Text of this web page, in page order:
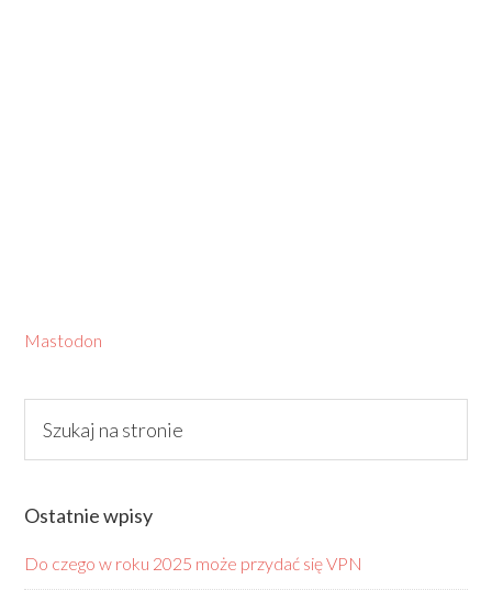
Mastodon
Ostatnie wpisy
Do czego w roku 2025 może przydać się VPN